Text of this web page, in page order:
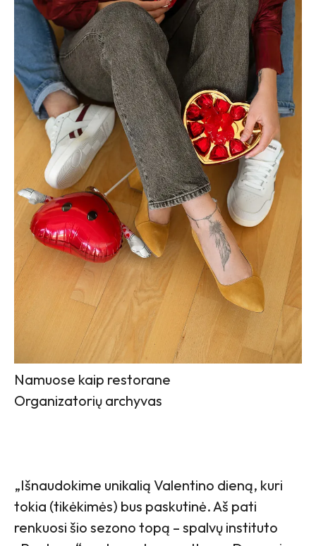
Namuose kaip restorane
Organizatorių archyvas
„Išnaudokime unikalią Valentino dieną, kuri
tokia (tikėkimės) bus paskutinė. Aš pati
renkuosi šio sezono topą – spalvų instituto